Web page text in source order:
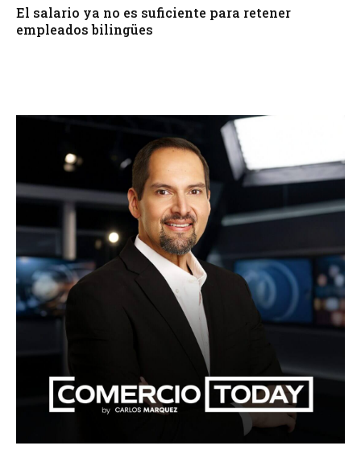
El salario ya no es suficiente para retener
empleados bilingües